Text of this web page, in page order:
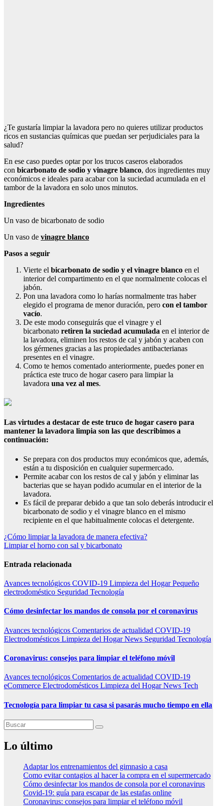
¿Te gustaría limpiar la lavadora pero no quieres utilizar productos
ricos en sustancias químicas que puedan ser perjudiciales para la
salud?
En ese caso puedes optar por los trucos caseros elaborados
con bicarbonato de sodio y vinagre blanco, dos ingredientes muy
económicos e ideales para acabar con la suciedad acumulada en el
tambor de la lavadora en solo unos minutos.
Ingredientes
Un vaso de bicarbonato de sodio
Un vaso de vinagre blanco
Pasos a seguir
Vierte el bicarbonato de sodio y el vinagre blanco en el
interior del compartimento en el que normalmente colocas el
jabón.
Pon una lavadora como lo harías normalmente tras haber
elegido el programa de menor duración, pero con el tambor
vacío.
De este modo conseguirás que el vinagre y el
bicarbonato retiren la suciedad acumulada en el interior de
la lavadora, eliminen los restos de cal y jabón y acaben con
los gérmenes gracias a las propiedades antibacterianas
presentes en el vinagre.
Como te hemos comentado anteriormente, puedes poner en
práctica este truco de hogar casero para limpiar la
lavadora una vez al mes.
Las virtudes a destacar de este truco de hogar casero para
mantener la lavadora limpia son las que describimos a
continuación:
Se prepara con dos productos muy económicos que, además,
están a tu disposición en cualquier supermercado.
Permite acabar con los restos de cal y jabón y eliminar las
bacterias que se hayan podido acumular en el interior de la
lavadora.
Es fácil de preparar debido a que tan solo deberás introducir el
bicarbonato de sodio y el vinagre blanco en el mismo
recipiente en el que habitualmente colocas el detergente.
Navegación
de
entradas
¿Cómo limpiar la lavadora de manera efectiva?
Limpiar el horno con sal y bicarbonato
Entrada relacionada
Avances tecnológicos COVID-19 Limpieza del HogarPequeño
electrodoméstico Seguridad Tecnología
Cómo desinfectar los mandos de consola por el coronavirus
Avances tecnológicos Comentarios de actualidad COVID-19
Electrodomésticos Limpieza del HogarNews Seguridad Tecnología
Coronavirus: consejos para limpiar el teléfono móvil
Avances tecnológicos Comentarios de actualidad COVID-19
eCommerce Electrodomésticos Limpieza del HogarNews Tech
Tecnología para limpiar tu casa si pasarás mucho tiempo en ella
Lo último
Adaptar los entrenamientos del gimnasio a casa
Como evitar contagios al hacer la compra en el supermercado
Cómo desinfectar los mandos de consola por el coronavirus
Covid-19: guía para escapar de las estafas online
Coronavirus: consejos para limpiar el teléfono móvil